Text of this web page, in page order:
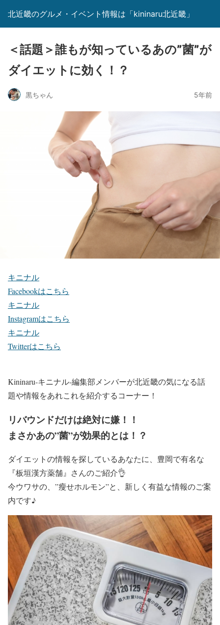
北近畿のグルメ・イベント情報は「kininaru北近畿」
＜話題＞誰もが知っているあの”菌”が
ダイエットに効く！？
黒ちゃん 5年前
キニナル
Facebookはこちら
キニナル
Instagramはこちら
キニナル
Twitterはこちら
Kininaru-キニナル-編集部メンバーが北近畿の気になる話
題や情報をあれこれを紹介するコーナー！
リバウンドだけは絶対に嫌！！
まさかあの”菌”が効果的とは！？
ダイエットの情報を探しているあなたに、豊岡で有名な
『板垣漢方薬舗』 さんのご紹介👌
今ウワサの、 ”瘦せホルモン”と、新しく有益な情報のご案
内です♪